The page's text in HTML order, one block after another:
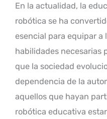
En la actualidad, la
robótica se ha
esencial para equipar a
habilidades necesarias
que la sociedad
dependencia de la
aquellos que hayan
robótica educativa